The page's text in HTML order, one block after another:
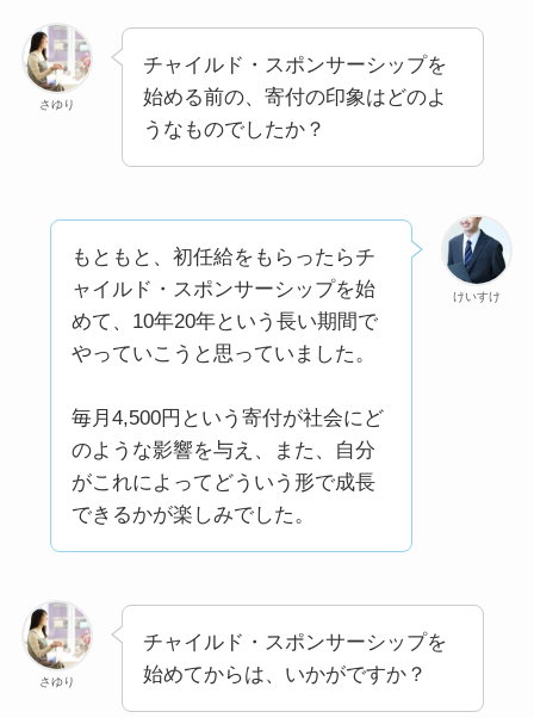
さゆり
チャイルド・スポンサーシップを
始める前の、寄付の印象はどのよ
うなものでしたか？
けいすけ
もともと、初任給をもらったらチ
ャイルド・スポンサーシップを始
めて、10年20年という長い期間で
やっていこうと思っていました。
毎月4,500円という寄付が社会にど
のような影響を与え、また、自分
がこれによってどういう形で成長
できるかが楽しみでした。
さゆり
チャイルド・スポンサーシップを
始めてからは、いかがですか？